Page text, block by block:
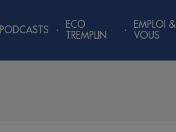
PODCASTS
ECO
TREMPLIN
EMPLOI &
VOUS